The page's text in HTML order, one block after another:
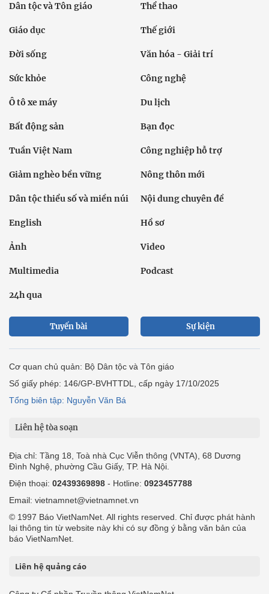
Dân tộc và Tôn giáo Thể thao
Giáo dục Thế giới
Đời sống Văn hóa - Giải trí
Sức khỏe Công nghệ
Ô tô xe máy Du lịch
Bất động sản Bạn đọc
Tuần Việt Nam Công nghiệp hỗ trợ
Giảm nghèo bền vững Nông thôn mới
Dân tộc thiểu số và miền núi Nội dung chuyên đề
English Hồ sơ
Ảnh Video
Multimedia Podcast
24h qua
Tuyến bài Sự kiện
Cơ quan chủ quản: Bộ Dân tộc và Tôn giáo
Số giấy phép: 146/GP-BVHTTDL, cấp ngày 17/10/2025
Tổng biên tập: Nguyễn Văn Bá
Liên hệ tòa soạn
Địa chỉ: Tầng 18, Toà nhà Cục Viễn thông (VNTA), 68 Dương
Đình Nghệ, phường Cầu Giấy, TP. Hà Nội.
Điện thoại: 02439369898 - Hotline: 0923457788
Email: vietnamnet@vietnamnet.vn
© 1997 Báo VietNamNet. All rights reserved. Chỉ được phát hành
lại thông tin từ website này khi có sự đồng ý bằng văn bản của
báo VietNamNet.
Liên hệ quảng cáo